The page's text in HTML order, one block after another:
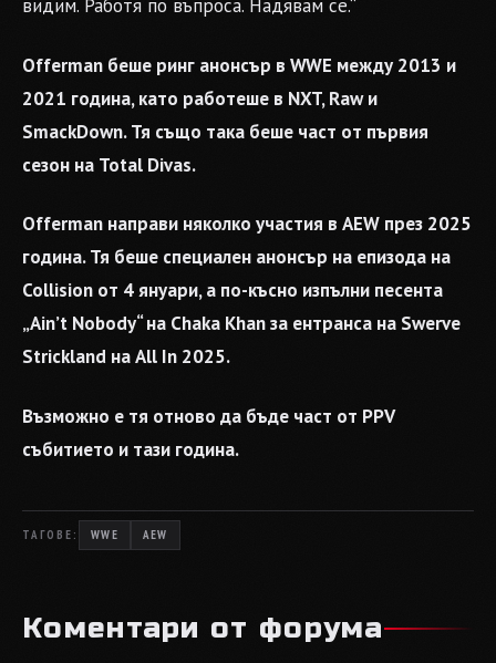
видим. Работя по въпроса. Надявам се.“
Offerman беше ринг анонсър в WWE между 2013 и
2021 година, като работеше в NXT, Raw и
SmackDown. Тя също така беше част от първия
сезон на Total Divas.
Offerman направи няколко участия в AEW през 2025
година. Тя беше специален анонсър на епизода на
Collision от 4 януари, а по-късно изпълни песента
„Ain’t Nobody“ на Chaka Khan за ентранса на Swerve
Strickland на All In 2025.
Възможно е тя отново да бъде част от PPV
събитието и тази година.
ТАГОВЕ: WWE AEW
Коментари от форума